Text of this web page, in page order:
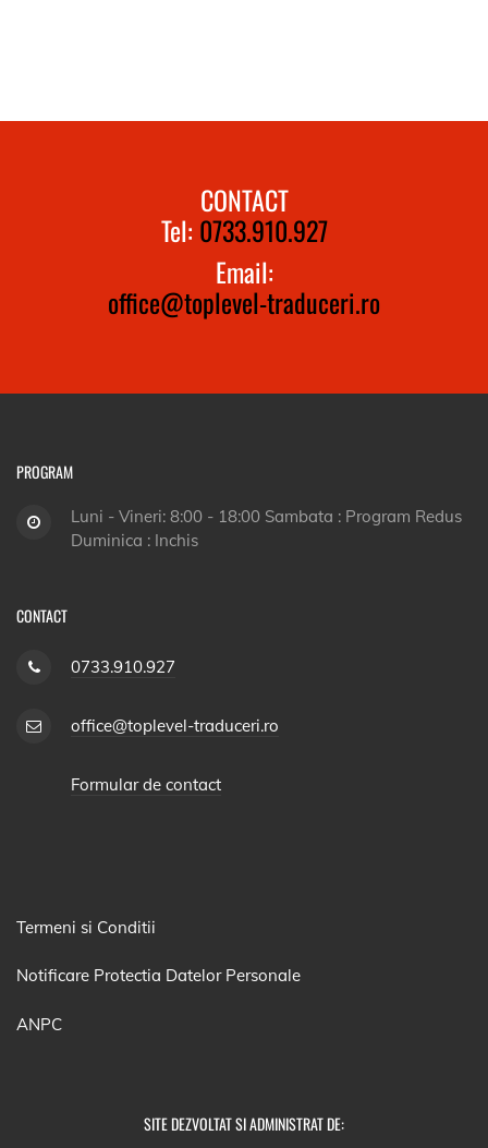
CONTACT
Tel: 0733.910.927
Email:
office@toplevel-traduceri.ro
PROGRAM
Luni - Vineri: 8:00 - 18:00 Sambata : Program Redus
Duminica : Inchis
CONTACT
0733.910.927
office@toplevel-traduceri.ro
Formular de contact
Termeni si Conditii
Notificare Protectia Datelor Personale
ANPC
SITE DEZVOLTAT SI ADMINISTRAT DE: